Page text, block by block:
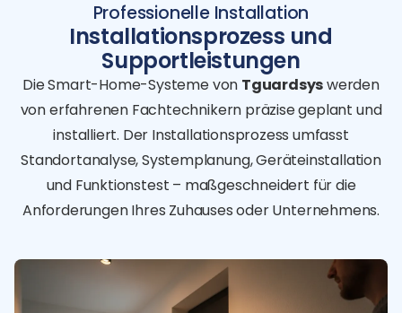
Professionelle Installation
Installationsprozess und
Supportleistungen
Die Smart-Home-Systeme von Tguardsyswerden
von erfahrenen Fachtechnikern präzise geplant und
installiert. Der Installationsprozess umfasst
Standortanalyse, Systemplanung, Geräteinstallation
und Funktionstest – maßgeschneidert für die
Anforderungen Ihres Zuhauses oder Unternehmens.